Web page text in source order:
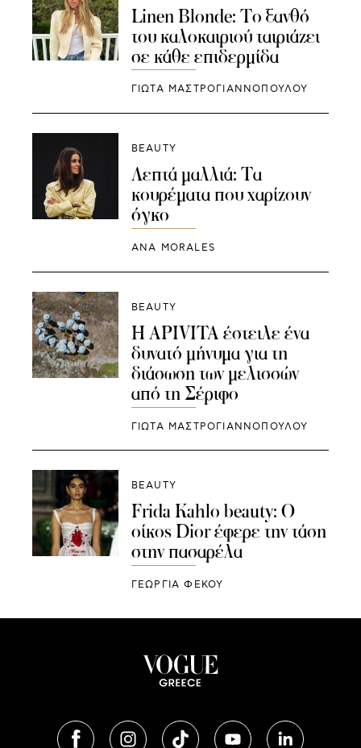
Linen Blonde: Το ξανθό
του καλοκαιριού ταιριάζει
σε κάθε επιδερμίδα
ΓΙΩΤΑ ΜΑΣΤΡΟΓΙΑΝΝΟΠΟΥΛΟΥ
BEAUTY
Λεπτά μαλλιά: Τα
κουρέματα που χαρίζουν
όγκο
ANA MORALES
BEAUTY
Η APIVITA έστειλε ένα
δυνατό μήνυμα για τη
διάσωση των μελισσών
από τη Σέριφο
ΓΙΩΤΑ ΜΑΣΤΡΟΓΙΑΝΝΟΠΟΥΛΟΥ
BEAUTY
Frida Kahlo beauty: Ο
οίκος Dior έφερε την τάση
στην πασαρέλα
ΓΕΩΡΓΙΑ ΦΕΚΟΥ